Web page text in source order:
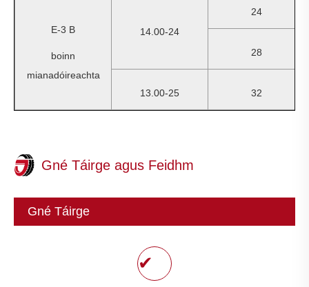
E-3 B
boinn
mianadóireachta
14.00-24
24
28
13.00-25 32
Gné Táirge agus Feidhm
Gné Táirge
✔